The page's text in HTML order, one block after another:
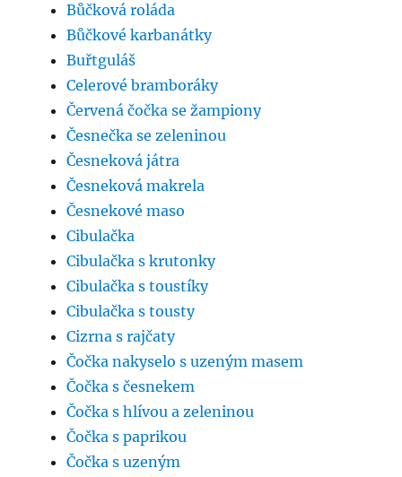
Bůčková roláda
Bůčkové karbanátky
Buřtguláš
Celerové bramboráky
Červená čočka se žampiony
Česnečka se zeleninou
Česneková játra
Česneková makrela
Česnekové maso
Cibulačka
Cibulačka s krutonky
Cibulačka s toustíky
Cibulačka s tousty
Cizrna s rajčaty
Čočka nakyselo s uzeným masem
Čočka s česnekem
Čočka s hlívou a zeleninou
Čočka s paprikou
Čočka s uzeným